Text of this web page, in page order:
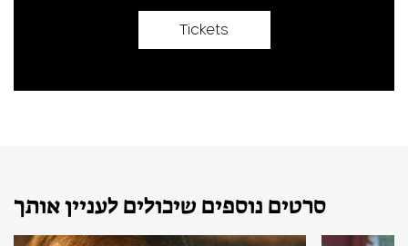
Tickets
סרטים נוספים שיכולים לעניין אותך